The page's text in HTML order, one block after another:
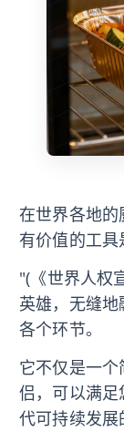
在世界各地
有价值的工具
"(《世界人权
英雄，无缝
各个环节。
它不仅是一
侣，可以满
代可持续发展